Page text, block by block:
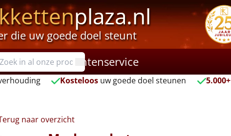
plaza.nl
die uw goede doel steunt
Klantenservice
Kosteloos uw goede doel steunen 5.000+
naar overzicht